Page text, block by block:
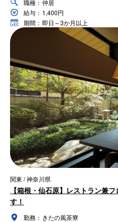
職種： 仲居
給与： 1,400円
期間： 即日～3か月以上
関東 / 神奈川県
【箱根・仙石原】レストラン兼
す！
勤務： きたの風茶寮